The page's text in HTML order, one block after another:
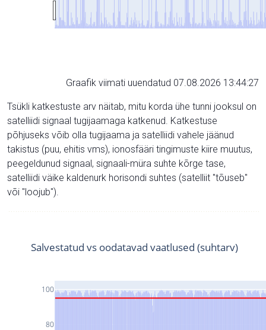
Graafik viimati uuendatud 07.08.2026 13:44:27
Tsükli katkestuste arv näitab, mitu korda ühe tunni jooksul on
satelliidi signaal tugijaamaga katkenud. Katkestuse
põhjuseks võib olla tugijaama ja satelliidi vahele jäänud
takistus (puu, ehitis vms), ionosfääri tingimuste kiire muutus,
peegeldunud signaal, signaali-müra suhte kõrge tase,
satelliidi väike kaldenurk horisondi suhtes (satelliit "tõuseb"
või "loojub").
80
100
Salvestatud vs oodatavad vaatlused (suhtarv)